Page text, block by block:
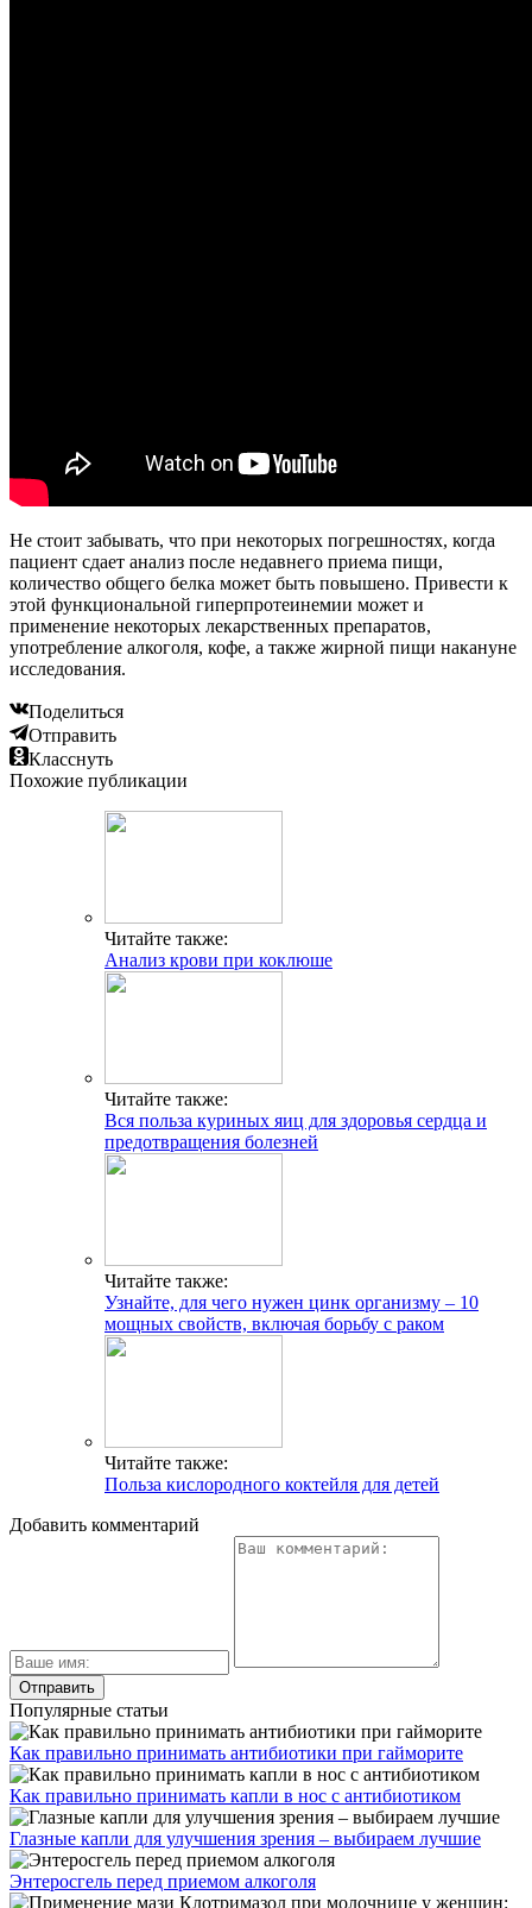
Не стоит забывать, что при некоторых погрешностях, когда
пациент сдает анализ после недавнего приема пищи,
количество общего белка может быть повышено. Привести к
этой функциональной гиперпротеинемии может и
применение некоторых лекарственных препаратов,
употребление алкоголя, кофе, а также жирной пищи накануне
исследования.
Поделиться
Отправить
Класснуть
Похожие публикации
Читайте также:
Анализ крови при коклюше
Читайте также:
Вся польза куриных яиц для здоровья сердца и
предотвращения болезней
Читайте также:
Узнайте, для чего нужен цинк организму – 10
мощных свойств, включая борьбу с раком
Читайте также:
Польза кислородного коктейля для детей
Добавить комментарий
Популярные статьи
Как правильно принимать антибиотики при гайморите
Как правильно принимать капли в нос с антибиотиком
Глазные капли для улучшения зрения – выбираем лучшие
Энтеросгель перед приемом алкоголя